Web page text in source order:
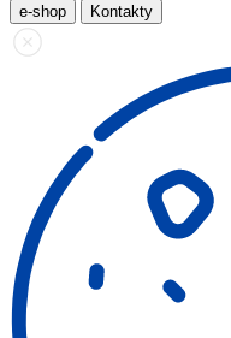
e-shop Kontakty